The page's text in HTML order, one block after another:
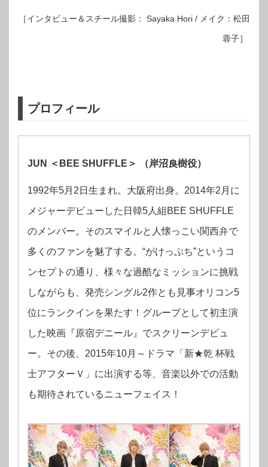
［インタビュー＆スチール撮影： Sayaka Hori / メイク：松田
蓉子］
プロフィール
JUN ＜BEE SHUFFLE＞ （岸沼良樹役）
1992年5月2日生まれ。大阪府出身。2014年2月に
メジャーデビューした日韓5人組BEE SHUFFLE
のメンバー。そのスマイルと人懐っこい関西弁で
多くのファンを魅了する。“がけっぷち”というコ
ンセプトの通り、様々な過酷なミッションに挑戦
しながらも、発売シングル2作とも見事オリコン5
位にランクインを果たす！グループとして初主演
した映画『原宿デニール』でスクリーンデビュ
ー。その後、2015年10月～ドラマ「新★乾 杯戦
士アフターＶ」に出演する等、音楽以外での活動
も期待されているニューフェイス！